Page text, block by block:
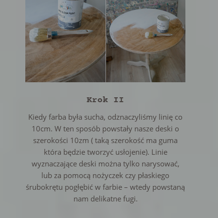
Krok II
Kiedy farba była sucha, odznaczyliśmy linię co
10cm. W ten sposób powstały nasze deski o
szerokości 10zm ( taką szerokość ma guma
która będzie tworzyć usłojenie). Linie
wyznaczające deski można tylko narysować,
lub za pomocą nożyczek czy płaskiego
śrubokrętu pogłębić w farbie – wtedy powstaną
nam delikatne fugi.